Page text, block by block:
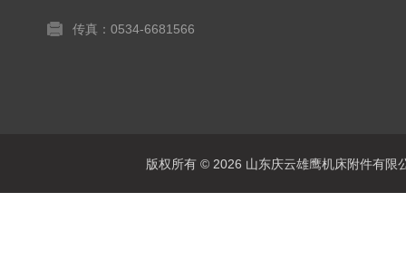
传真：0534-6681566
版权所有 © 2026 山东庆云雄鹰机床附件有